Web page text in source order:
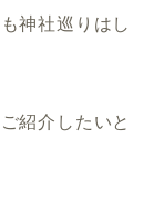
神社巡りはし
紹介したいと